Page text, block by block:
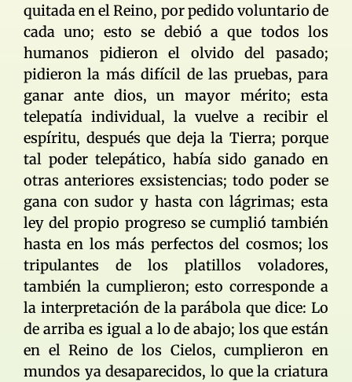
quitada en el Reino, por pedido voluntario de
cada uno; esto se debió a que todos los
humanos pidieron el olvido del pasado;
pidieron la más difícil de las pruebas, para
ganar ante dios, un mayor mérito; esta
telepatía individual, la vuelve a recibir el
espíritu, después que deja la Tierra; porque
tal poder telepático, había sido ganado en
otras anteriores exsistencias; todo poder se
gana con sudor y hasta con lágrimas; esta
ley del propio progreso se cumplió también
hasta en los más perfectos del cosmos; los
tripulantes de los platillos voladores,
también la cumplieron; esto corresponde a
la interpretación de la parábola que dice: Lo
de arriba es igual a lo de abajo; los que están
en el Reino de los Cielos, cumplieron en
mundos ya desaparecidos, lo que la criatura